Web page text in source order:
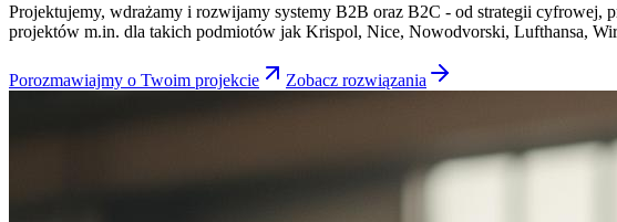
Projektujemy, wdrażamy i rozwijamy systemy B2B oraz B2C - od strategii cyfrowej,
projektów m.in. dla takich podmiotów jak Krispol, Nice, Nowodvorski, Lufthansa,
Porozmawiajmy o Twoim projekcie Zobacz rozwiązania